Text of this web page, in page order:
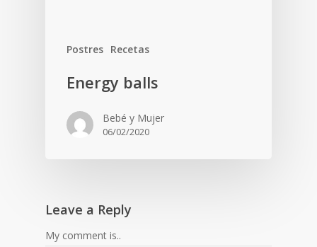
Postres Recetas
Energy balls
Bebé y Mujer
06/02/2020
Leave a Reply
My comment is..